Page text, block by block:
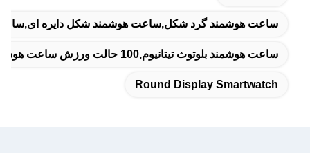
ساعت هوشمند گرد شکل,ساعت هوشمند شکل دایره
ساعت هوشمند بلوتوث تیتانیوم,100 حالت ورزش ساعت هوشمند,1ساعت هوشمند با صفحه نمایش AMOLED
Round Display Smartwatch